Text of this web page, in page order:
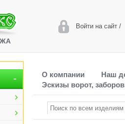
Войти на сайт/
О компании
Наш
Эскизы ворот, заборов